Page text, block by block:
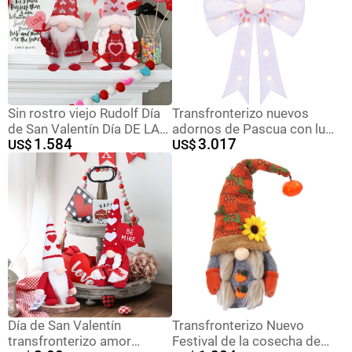
Sin rostro viejo Rudolf Día
de San Valentín Día DE LA
Madre Decoración Cross-
border New Valentine's Day
muñeca sin rostro etiqueta
amor
US$ 1.584
Transfronterizo nuevos
adornos de Pascua con luz
luminosa Orejas de conejo
colgante puerta ventana
decoraciones pequeño
US$3.017
Día de San Valentín
transfronterizo amor
Transfronterizo Nuevo
Festival de la cosecha de